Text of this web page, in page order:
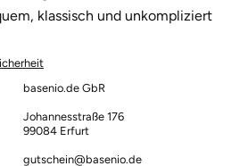
klassisch und unkompliziert
basenio.de GbR
Johannesstraße 176
99084 Erfurt
gutschein@basenio.de